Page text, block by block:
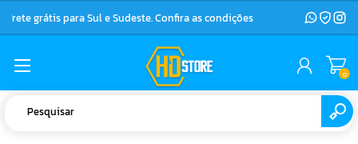
Frete grátis para Sul e Sudeste. Confira as condições
0